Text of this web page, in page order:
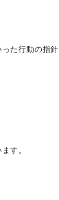
た行動の指針
す。